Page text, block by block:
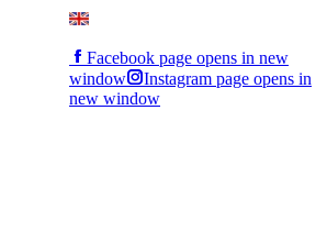
Facebook page opens in new
window
Instagram page opens in
new window